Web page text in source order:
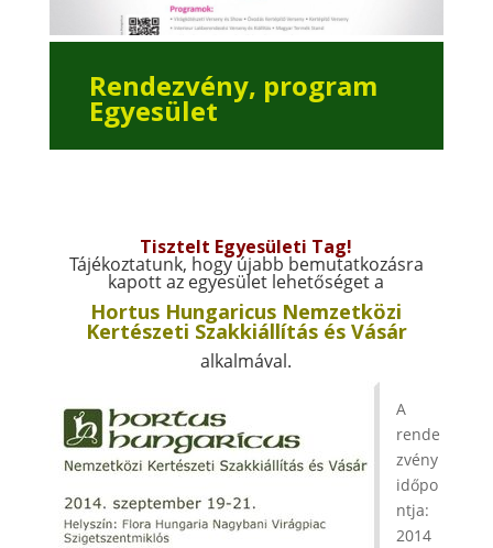
Rendezvény, program
Egyesület
Tisztelt Egyesületi Tag!
Tájékoztatunk, hogy újabb bemutatkozásra
kapott az egyesület lehetőséget a
Hortus Hungaricus Nemzetközi
Kertészeti Szakkiállítás és Vásár
alkalmával.
A
rende
zvény
időpo
ntja:
2014